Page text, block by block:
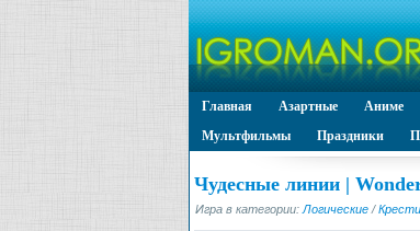
Главная Азартные Аниме
Мультфильмы
Праздники
Чудесные линии |
Игра в категории: Логические /